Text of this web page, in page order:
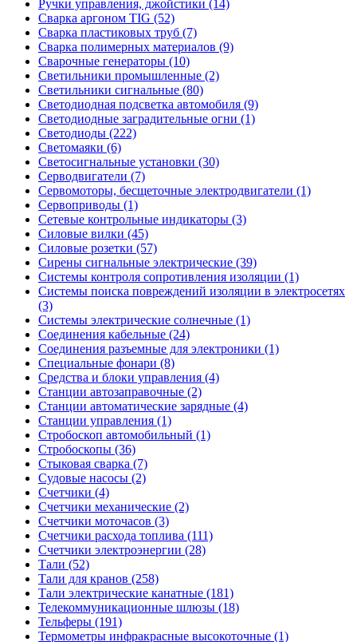
Ручки управления, джойстики (14)
Сварка аргоном TIG (52)
Сварка пластиковых труб (7)
Сварка полимерных материалов (9)
Сварочные генераторы (10)
Светильники промышленные (2)
Светильники сигнальные (80)
Светодиодная подсветка автомобиля (9)
Светодиодные заградительные огни (1)
Светодиоды (222)
Светомаяки (6)
Светосигнальные установки (30)
Серводвигатели (7)
Сервомоторы, бесщеточные электродвигатели (1)
Сервоприводы (1)
Сетевые контрольные индикаторы (3)
Силовые вилки (45)
Силовые розетки (57)
Сирены сигнальные электрические (39)
Системы контроля сопротивления изоляции (1)
Системы поиска повреждений изоляции в электросетях
(3)
Системы электрические солнечные (1)
Соединения кабельные (24)
Соединения разъемные для электроники (1)
Специальные фонари (8)
Средства и блоки управления (4)
Станции автозаправочные (2)
Станции автоматические зарядные (4)
Станции управления (1)
Стробоскоп автомобильный (1)
Стробоскопы (36)
Стыковая сварка (7)
Судовые насосы (2)
Счетчики (4)
Счетчики механические (2)
Счетчики моточасов (3)
Счетчики расхода топлива (111)
Счетчики электроэнергии (28)
Тали (52)
Тали для кранов (258)
Тали электрические канатные (181)
Телекоммуникационные шлюзы (18)
Тельферы (191)
Термометры инфракрасные высокоточные (1)